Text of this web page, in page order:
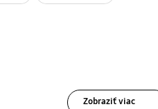
Zobraziť viac